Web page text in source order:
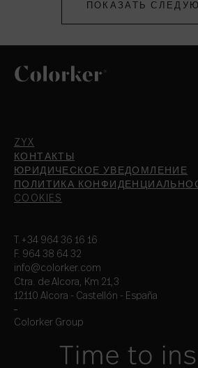
ПОКАЗАТЬ
ZYX
КОНТАКТЫ
ЮРИДИЧЕСКОЕ УВЕДОМЛЕНИЕ
ПОЛИТИКА
COOKIES
T.+34 964 36 16 16
F. 964 38 64 32
info@colorker.com
Ctra. de Alcora, Km 21,3
12110 Alcora - Castellón - España
Colorker Group